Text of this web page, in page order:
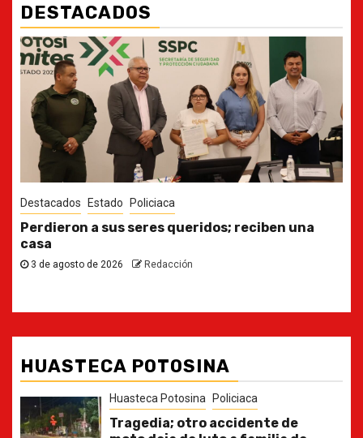
DESTACADOS
Destacados Estado
Ya casi, el quinto informe del Gobernador
30 de julio de 2026
HUASTECA POTOSINA
Huasteca Potosina Policiaca
Tragedia; otro accidente de